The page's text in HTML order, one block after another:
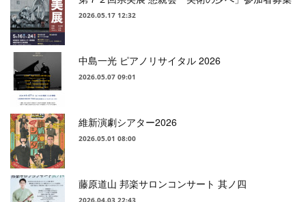
2026.05.17 12:32
中島一光 ピアノリサイタル 2026
2026.05.07 09:01
維新演劇シアター2026
2026.05.01 08:00
藤原道山 邦楽サロンコンサート 其ノ四
2026.04.03 22:43